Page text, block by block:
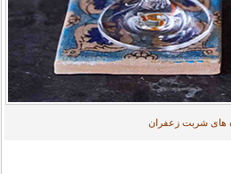
های شربت زعفران